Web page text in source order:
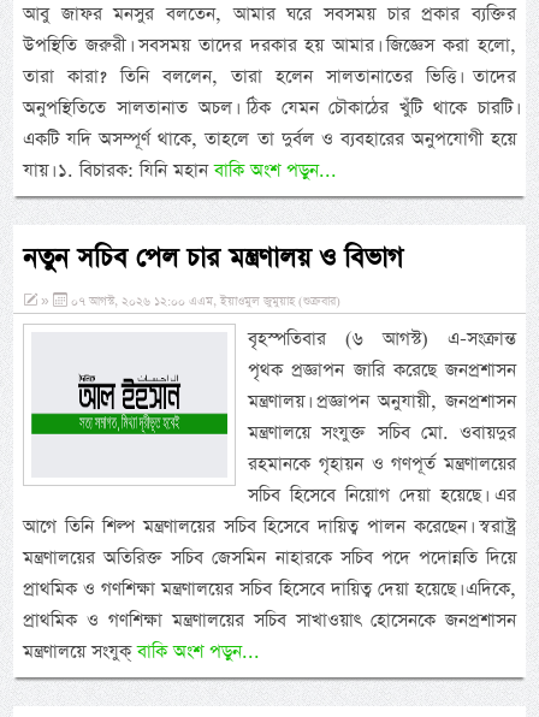
আবু জাফর মনসুর বলতেন, আমার ঘরে সবসময় চার প্রকার ব্যক্তির
উপস্থিতি জরুরী। সবসময় তাদের দরকার হয় আমার। জিজ্ঞেস করা হলো,
তারা কারা? তিনি বললেন, তারা হলেন সালতানাতের ভিত্তি। তাদের
অনুপস্থিতিতে সালতানাত অচল। ঠিক যেমন চৌকাঠের খুঁটি থাকে চারটি।
একটি যদি অসম্পূর্ণ থাকে, তাহলে তা দুর্বল ও ব্যবহারের অনুপযোগী হয়ে
যায়। ১. বিচারক: যিনি মহানবাকি অংশ পড়ুন...
নতুন সচিব পেল চার মন্ত্রণালয় ও বিভাগ
» ০৭ আগস্ট, ২০২৬ ১২:০০ এএম, ইয়াওমুল জুমুয়াহ (শুক্রবার)
বৃহস্পতিবার (৬ আগস্ট) এ-সংক্রান্ত
পৃথক প্রজ্ঞাপন জারি করেছে জনপ্রশাসন
মন্ত্রণালয়। প্রজ্ঞাপন অনুযায়ী, জনপ্রশাসন
মন্ত্রণালয়ে সংযুক্ত সচিব মো. ওবায়দুর
রহমানকে গৃহায়ন ও গণপূর্ত মন্ত্রণালয়ের
সচিব হিসেবে নিয়োগ দেয়া হয়েছে। এর
আগে তিনি শিল্প মন্ত্রণালয়ের সচিব হিসেবে দায়িত্ব পালন করেছেন। স্বরাষ্ট্র
মন্ত্রণালয়ের অতিরিক্ত সচিব জেসমিন নাহারকে সচিব পদে পদোন্নতি দিয়ে
প্রাথমিক ও গণশিক্ষা মন্ত্রণালয়ের সচিব হিসেবে দায়িত্ব দেয়া হয়েছে। এদিকে,
প্রাথমিক ও গণশিক্ষা মন্ত্রণালয়ের সচিব সাখাওয়াৎ হোসেনকে জনপ্রশাসন
মন্ত্রণালয়ে সংযুক্বাকি অংশ পড়ুন...